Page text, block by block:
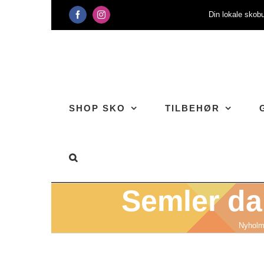
FacebookInstagram Din lokale
SHOP SKO TILBEHØR
Semler